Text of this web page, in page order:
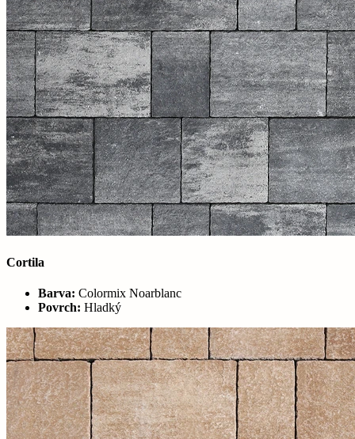
Cortila
Barva: Colormix Noarblanc
Povrch: Hladký